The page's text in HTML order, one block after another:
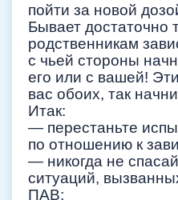
пойти за новой
Бывает достаточно
родственникам
с чьей стороны
его или с вашей!
вас обоих, так
Итак:
— перестаньте
по отношению к
— никогда не
ситуаций,
ПАВ;